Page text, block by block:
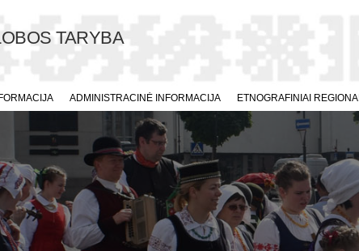
TARYBA
ADMINISTRACINĖ INFORMACIJA ETNOGRAFINIAI REGIONAI